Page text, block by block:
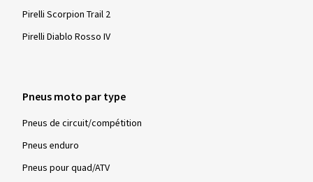
Pirelli Scorpion Trail 2
Pirelli Diablo Rosso IV
Pneus moto par type
Pneus de circuit/compétition
Pneus enduro
Pneus pour quad/ATV